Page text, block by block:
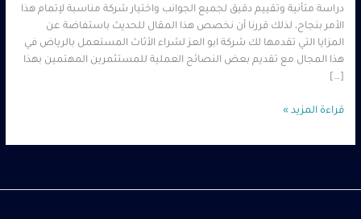
دراسة متأنية وتقييم دقيق لجميع الجوانب واختيار شركة مناسبة لإتمام هذا
الأمر بنجاح، لذلك قررنا أن نخصص هذا المقال للحديث باستفاضة عن
المزايا التي تقدمها لك شركة ابو العز لشراء الأثاث المستعمل بالرياض في
هذا المجال مع تقديم بعض النصائح العملية للمستثمرين المهتمين بهذا
[…]
قراءة المزيد »